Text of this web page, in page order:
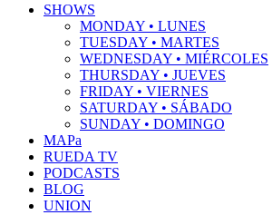
SHOWS
MONDAY • LUNES
TUESDAY • MARTES
WEDNESDAY • MIÉRCOLES
THURSDAY • JUEVES
FRIDAY • VIERNES
SATURDAY • SÁBADO
SUNDAY • DOMINGO
MAPa
RUEDA TV
PODCASTS
BLOG
UNION